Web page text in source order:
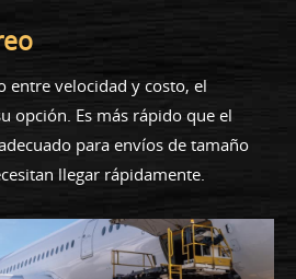
entre velocidad y costo, el
opción. Es más rápido que el
para envíos de tamaño
llegar rápidamente.